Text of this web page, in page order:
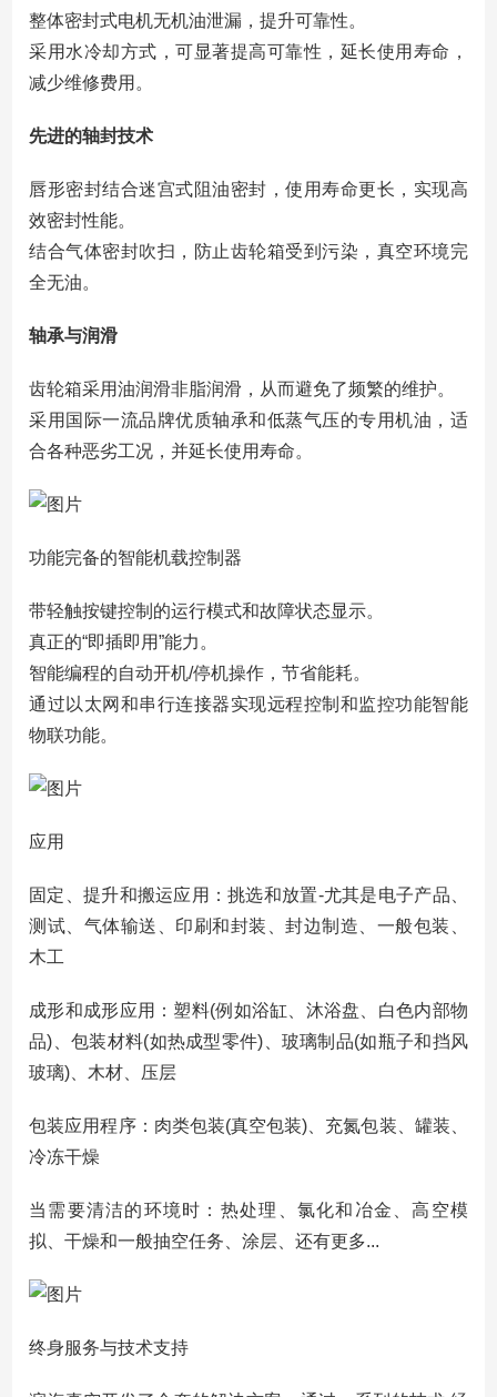
整体密封式电机无机油泄漏，提升可靠性。
采用水冷却方式，可显著提高可靠性，延长使用寿命，
减少维修费用。
先进的轴封技术
唇形密封结合迷宫式阻油密封，使用寿命更长，实现高
效密封性能。
结合气体密封吹扫，防止齿轮箱受到污染，真空环境完
全无油。
轴承与润滑
齿轮箱采用油润滑非脂润滑，从而避免了频繁的维护。
采用国际一流品牌优质轴承和低蒸气压的专用机油，适
合各种恶劣工况，并延长使用寿命。
功能完备的智能机载控制器
带轻触按键控制的运行模式和故障状态显示。
真正的“即插即用”能力。
智能编程的自动开机/停机操作，节省能耗。
通过以太网和串行连接器实现远程控制和监控功能智能
物联功能。
应用
固定、提升和搬运应用：挑选和放置-尤其是电子产品、
测试、气体输送、印刷和封装、封边制造、一般包装、
木工
成形和成形应用：塑料(例如浴缸、沐浴盘、白色内部物
品)、包装材料(如热成型零件)、玻璃制品(如瓶子和挡风
玻璃)、木材、压层
包装应用程序：肉类包装(真空包装)、充氮包装、罐装、
冷冻干燥
当需要清洁的环境时：热处理、氯化和冶金、高空模
拟、干燥和一般抽空任务、涂层、还有更多...
终身服务与技术支持